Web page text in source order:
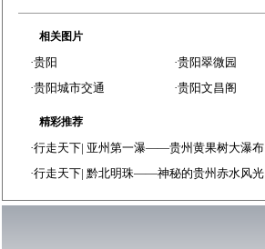
相关图片
·贵阳
·贵阳城市交通
·贵阳翠微园
·贵阳文昌阁
精彩推荐
·行走天下| 亚州第一瀑——贵州黄果树大瀑布
·行走天下| 黔北明珠——神秘的贵州赤水风光